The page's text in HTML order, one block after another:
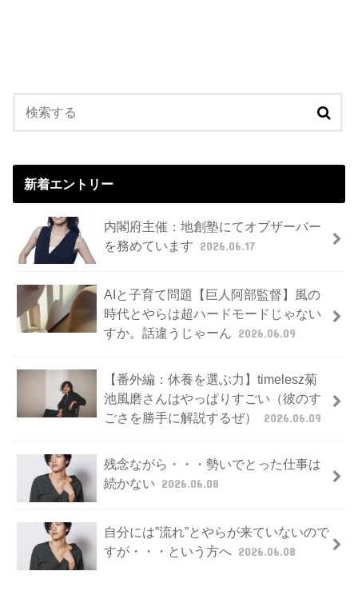
新着エントリー
内閣府主催：地創塾にてオブザーバー
を務めています 2026.06.17
AIと子育て問題【巨人阿部監督】風の
時代とやらは超ハードモードじゃない
すか。話違うじゃーん 2026.06.09
【番外編：休養を選ぶ力】timelesz菊
池風磨さんはやっぱりすごい（彼のす
ごさを勝手に解説するぜ）
2026.06.09
残念ながら・・・勢いでとった仕事は
続かない 2026.06.08
自分には”流れ”とやらが来ていないので
すが・・・という方へ 2026.06.08